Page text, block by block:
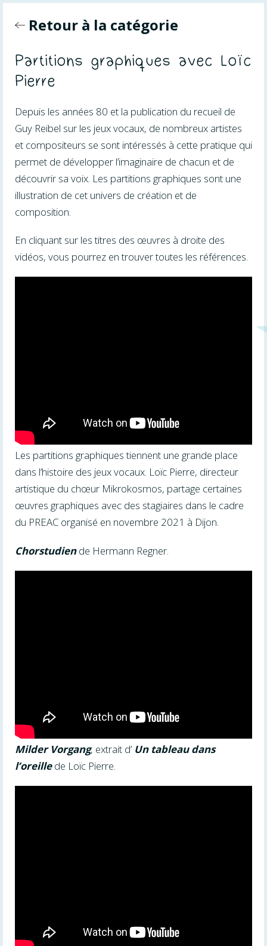
Retour à la catégorie
Partitions graphiques avec Loïc
Pierre
Depuis les années 80 et la publication du recueil de
Guy Reibel sur les jeux vocaux, de nombreux artistes
et compositeurs se sont intéressés à cette pratique qui
permet de développer l’imaginaire de chacun et de
découvrir sa voix. Les partitions graphiques sont une
illustration de cet univers de création et de
composition.
En cliquant sur les titres des œuvres à droite des
vidéos, vous pourrez en trouver toutes les références.
Les partitions graphiques tiennent une grande place
dans l’histoire des jeux vocaux. Loïc Pierre, directeur
artistique du chœur Mikrokosmos, partage certaines
œuvres graphiques avec des stagiaires dans le cadre
du PREAC organisé en novembre 2021 à Dijon.
Chorstudiende Hermann Regner.
Milder Vorgang, extrait d’ Un tableau dans
l’oreillede Loïc Pierre.